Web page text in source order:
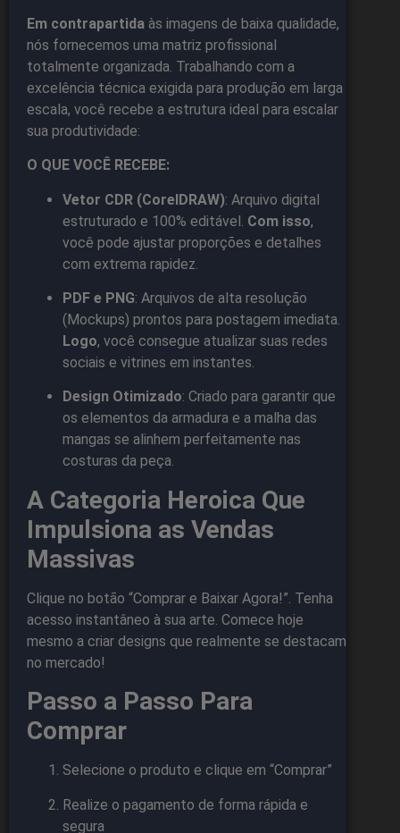
Em contrapartida às imagens de baixa qualidade,
nós fornecemos uma matriz profissional
totalmente organizada. Trabalhando com a
excelência técnica exigida para produção em larga
escala, você recebe a estrutura ideal para escalar
sua produtividade:
O QUE VOCÊ RECEBE:
Vetor CDR (CorelDRAW): Arquivo digital
estruturado e 100% editável. Com isso,
você pode ajustar proporções e detalhes
com extrema rapidez.
PDF e PNG: Arquivos de alta resolução
(Mockups) prontos para postagem imediata.
Logo, você consegue atualizar suas redes
sociais e vitrines em instantes.
Design Otimizado: Criado para garantir que
os elementos da armadura e a malha das
mangas se alinhem perfeitamente nas
costuras da peça.
A Categoria Heroica Que
Impulsiona as Vendas
Massivas
Clique no botão “Comprar e Baixar Agora!”. Tenha
acesso instantâneo à sua arte. Comece hoje
mesmo a criar designs que realmente se destacam
no mercado!
Passo a Passo Para
Comprar
Selecione o produto e clique em “Comprar”
Realize o pagamento de forma rápida e
segura